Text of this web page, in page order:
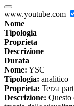
www.youtube.com
Nome
Tipologia
Proprieta
Descrizione
Durata
Nome: YSC
Tipologia: analitico
Proprieta: Terza
Descrizione: Questo